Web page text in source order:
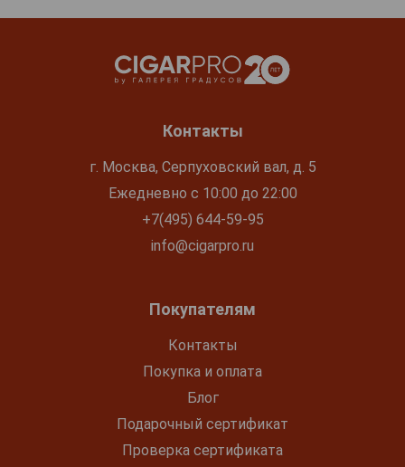
Контакты
г. Москва, Серпуховский вал, д. 5
Ежедневно с 10:00 до 22:00
+7(495) 644-59-95
info@cigarpro.ru
Покупателям
Контакты
Покупка и оплата
Блог
Подарочный сертификат
Проверка сертификата